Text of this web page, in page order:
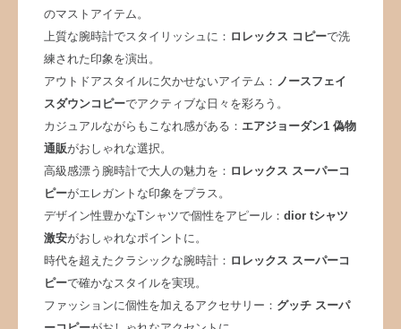
のマストアイテム。
上質な腕時計でスタイリッシュに： ロレックス コピーで洗
練された印象を演出。
アウトドアスタイルに欠かせないアイテム： ノースフェイ
スダウンコピーでアクティブな日々を彩ろう。
カジュアルながらもこなれ感がある： エアジョーダン1 偽物
通販がおしゃれな選択。
高級感漂う腕時計で大人の魅力を： ロレックス スーパーコ
ピーがエレガントな印象をプラス。
デザイン性豊かなTシャツで個性をアピール： dior tシャツ
激安がおしゃれなポイントに。
時代を超えたクラシックな腕時計： ロレックス スーパーコ
ピーで確かなスタイルを実現。
ファッションに個性を加えるアクセサリー： グッチ スーパ